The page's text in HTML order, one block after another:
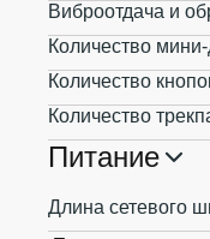
Виброотдача и
Количество
Количество
Количество
Питание
Длина сетевого